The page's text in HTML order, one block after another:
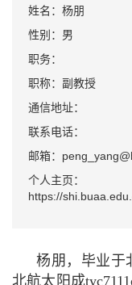
姓名：杨朋
性别：男
职务：
职称：副教授
通信地址：
联系电话：
邮箱：
个人主页：
https://
杨朋，毕业于
北航太阳成